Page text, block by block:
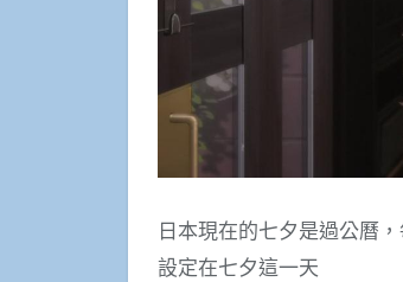
日本現在的七夕是過公曆
設定在七夕這一天